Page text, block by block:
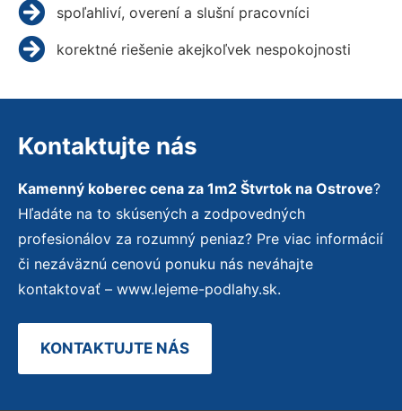
spoľahliví, overení a slušní pracovníci
korektné riešenie akejkoľvek nespokojnosti
Kontaktujte nás
Kamenný koberec cena za 1m2 Štvrtok na Ostrove?
Hľadáte na to skúsených a zodpovedných
profesionálov za rozumný peniaz? Pre viac informácií
či nezáväznú cenovú ponuku nás neváhajte
kontaktovať – www.lejeme-podlahy.sk.
KONTAKTUJTE NÁS